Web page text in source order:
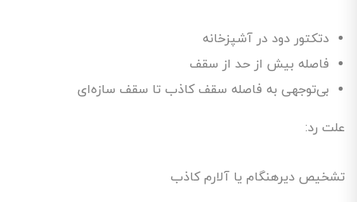
دتکتور دود در آشپزخانه
فاصله بیش از حد از سقف
بی‌توجهی به فاصله سقف کاذب تا سقف سازه‌ای
علت رد:
تشخیص دیرهنگام یا آلارم کاذب